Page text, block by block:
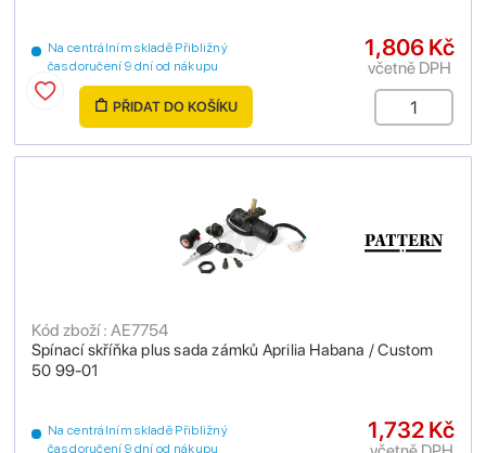
Na centrálním skladě Přibližný
čas doručení 9 dní od nákupu
1,806 Kč
včetně DPH
PŘIDAT DO KOŠÍKU
Spínací skříňka plus sada zámků Aprilia Habana / Custom
50 99-01
Kód zboží : AE7754
Na centrálním skladě Přibližný
čas doručení 9 dní od nákupu
1,732 Kč